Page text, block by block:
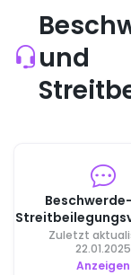
und
Zuletzt
22.01.2025
Anzeigen